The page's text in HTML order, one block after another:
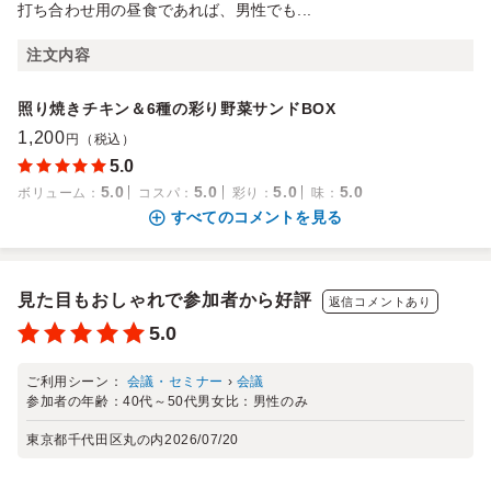
打ち合わせ用の昼食であれば、男性でも...
注文内容
照り焼きチキン＆6種の彩り野菜サンドBOX
1,200 円（税込）
5.0
ボリューム ： 5.0 コスパ ： 5.0 彩り ：5.0 味 ： 5.0
すべてのコメントを見る
見た目もおしゃれで参加者から好評 返信コメントあり
5.0
ご利用シーン： 会議・セミナー › 会議
参加者の年齢：40代～50代男女比： 男性のみ
東京都千代田区丸の内2026/07/20